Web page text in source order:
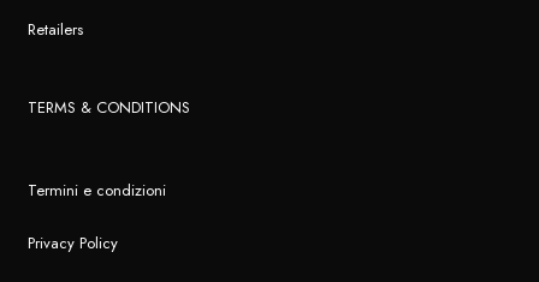
Retailers
TERMS & CONDITIONS
Termini e condizioni
Privacy Policy